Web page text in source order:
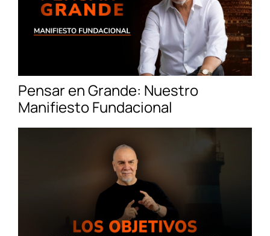
Pensar en Grande: Nuestro
Manifiesto Fundacional